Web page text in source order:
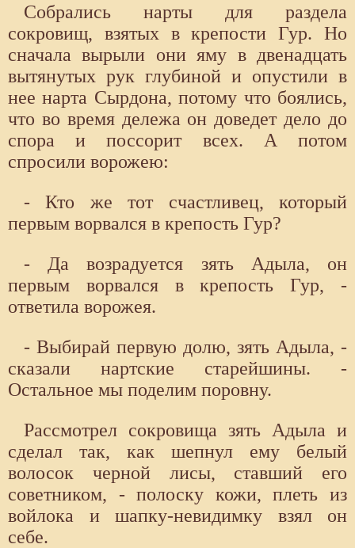
Собрались нарты для раздела
сокровищ, взятых в крепости Гур. Но
сначала вырыли они яму в двенадцать
вытянутых рук глубиной и опустили в
нее нарта Сырдона, потому что боялись,
что во время дележа он доведет дело до
спора и поссорит всех. А потом
спросили ворожею:
- Кто же тот счастливец, который
первым ворвался в крепость Гур?
- Да возрадуется зять Адыла, он
первым ворвался в крепость Гур, -
ответила ворожея.
- Выбирай первую долю, зять Адыла, -
сказали нартские старейшины. -
Остальное мы поделим поровну.
Рассмотрел сокровища зять Адыла и
сделал так, как шепнул ему белый
волосок черной лисы, ставший его
советником, - полоску кожи, плеть из
войлока и шапку-невидимку взял он
себе.